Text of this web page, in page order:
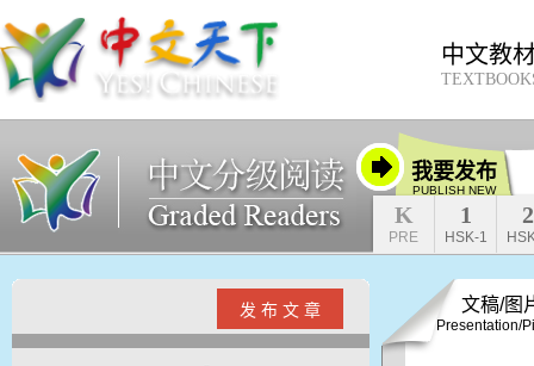
中文教
我要发布
PUBLISH NEW
K
PRE
1
HSK-1
2
发 布 文 章 文稿/图
Presentation/